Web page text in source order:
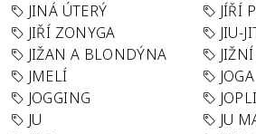
JINÁ ÚTERÝ
JÍŘÍ
JIŘÍ ZONYGA
JIU-
JIŽAN A BLONDÝNA
JMELÍ
JOGA
JOGGING
JU
JU